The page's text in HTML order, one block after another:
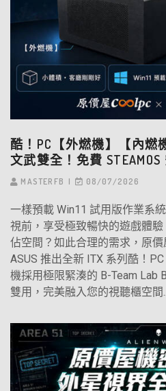
酷！PC【外燃機】【內燃
文武雙全！免費 STEAMOS
MASTERFB 08/07/2026
一樣預載 Win11 試用版作業系
視前，享受極致暢快的遊戲體
佔空間？如此合理的需求，原
ASUS 推出全新 ITX 系列酷！
機採用極限緊湊的 B-Team Lab
雙用，完美融入您的視聽櫃空